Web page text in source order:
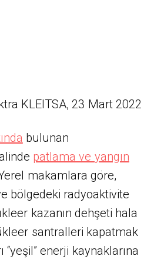
KLEITSA, 23 Mart 2022
bulunan
patlama ve yangın
makamlara göre,
bölgedeki radyoaktivite
kazanın dehşeti hala
santralleri kapatmak
enerji kaynaklarına